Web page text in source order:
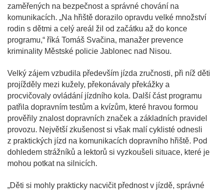
zaměřených na bezpečnost a správné chování na
komunikacích. „Na hřiště dorazilo opravdu velké množství
rodin s dětmi a celý areál žil od začátku až do konce
programu,“ říká Tomáš Svačina, manažer prevence
kriminality Městské policie Jablonec nad Nisou.
Velký zájem vzbudila především jízda zručnosti, při níž děti
projížděly mezi kužely, překonávaly překážky a
procvičovaly ovládání jízdního kola. Další část programu
patřila dopravním testům a kvízům, které hravou formou
prověřily znalost dopravních značek a základních pravidel
provozu. Největší zkušenost si však malí cyklisté odnesli
z praktických jízd na komunikacích dopravního hřiště. Pod
dohledem strážníků a lektorů si vyzkoušeli situace, které je
mohou potkat na silnicích.
„Děti si mohly prakticky nacvičit přednost v jízdě, správné